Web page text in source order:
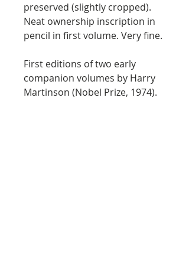
preserved (slightly cropped).
Neat ownership inscription in
pencil in first volume. Very fine.
First editions of two early
companion volumes by Harry
Martinson (Nobel Prize, 1974).